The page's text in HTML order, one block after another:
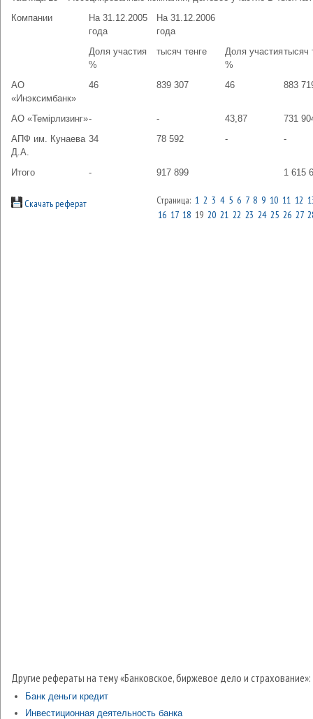
Компании
На 31.12.2005
года
На 31.12.2006
года
Доля участия
%
тысяч тенге
Доля участия
%
тысяч
АО
«Инэксимбанк»
46 839 307 46 883
АО «Темiрлизинг»- - 43,87
731
АПФ им. Кунаева
Д.А.
34 78 592 - -
Итого - 917 899 1 615
Скачать реферат Страница: 1 2 3 4 5 6 7 8 9 10 11 12
16 17 18 19 20 21 22 23 24 25 26 27
Другие рефераты на тему «Банковское, биржевое дело и страхование»:
Банк деньги кредит
Инвестиционная деятельность банка